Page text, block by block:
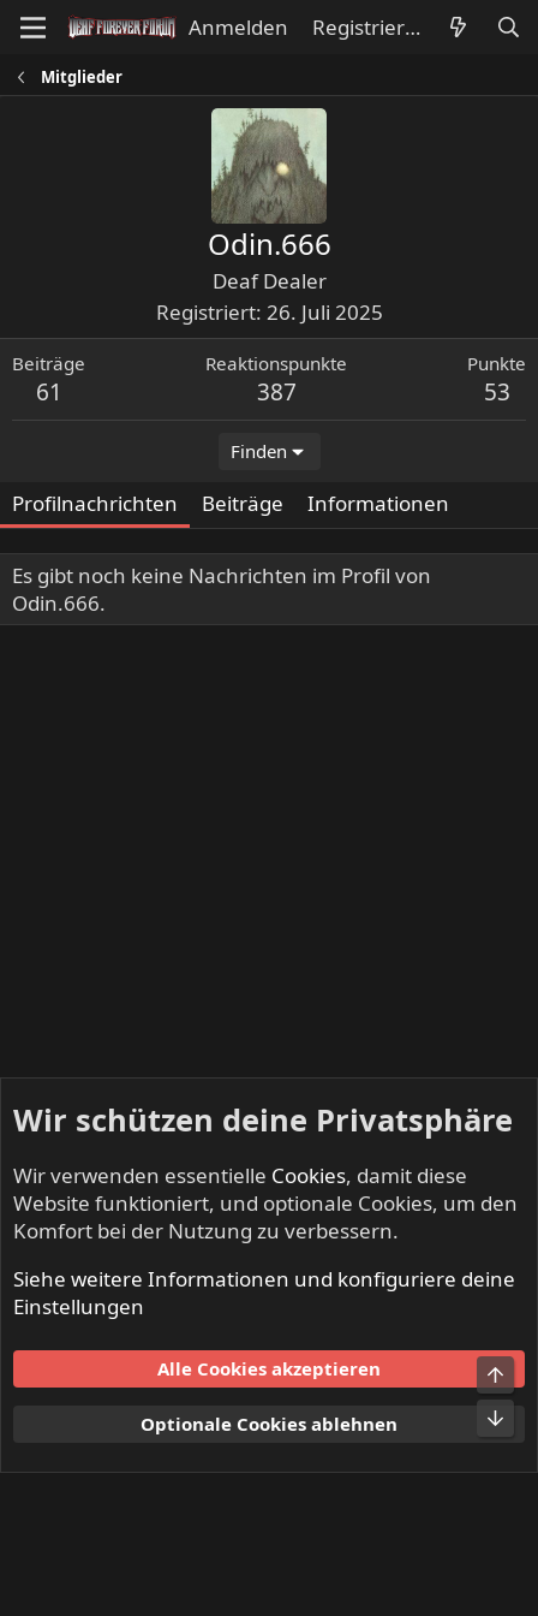
Anmelden Registrieren
Mitglieder
Odin.666
Deaf Dealer
Registriert 26. Juli 2025
Beiträge
61
Reaktionspunkte
387
Punkte
53
Finden
Profilnachrichten Beiträge Informationen
Es gibt noch keine Nachrichten im Profil von
Odin.666.
Mitglieder
Nutzungsbedingungen
Datenschutz
S
Wir schützen deine Privatsphäre
Wir verwenden essentielle Cookies, damit diese
Website funktioniert, und optionale Cookies, um den
Komfort bei der Nutzung zu verbessern.
Siehe weitere Informationen und konfiguriere deine
Einstellungen
Alle Cookies akzeptieren
Optionale Cookies ablehnen